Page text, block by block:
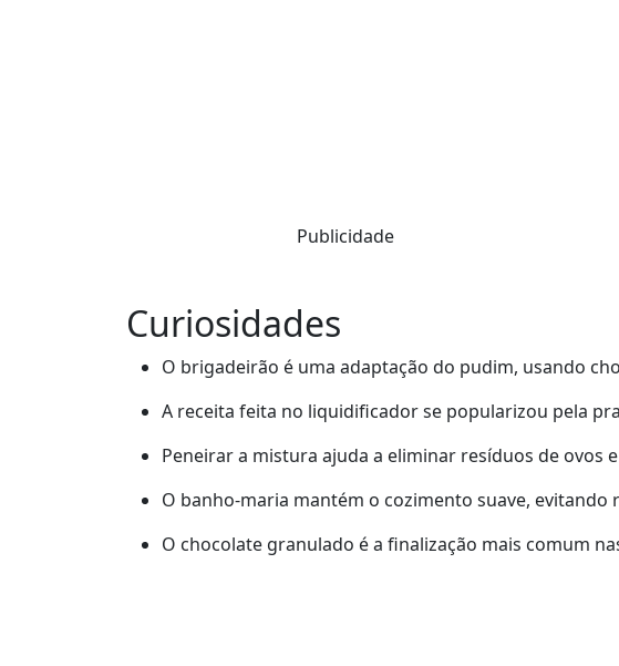
Publicidade
Curiosidades
O brigadeirão é uma adaptação do pudim, usando
A receita feita no liquidificador se popularizou pela
Peneirar a mistura ajuda a eliminar resíduos de ovos
O banho-maria mantém o cozimento suave, evitando
O chocolate granulado é a finalização mais comum